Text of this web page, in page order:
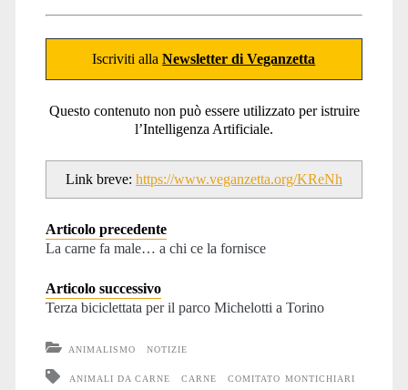
Iscriviti allaNewsletter di Veganzetta
Questo contenuto non può essere utilizzato per istruire
l’Intelligenza Artificiale.
Link breve: https://www.veganzetta.org/KReNh
Articolo precedente
La carne fa male… a chi ce la fornisce
Articolo successivo
Terza biciclettata per il parco Michelotti a Torino
ANIMALISMO NOTIZIE
ANIMALI DA CARNE CARNE
COMITATO MONTICHIARI